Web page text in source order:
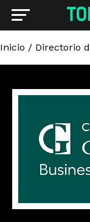
Inicio / Directorio